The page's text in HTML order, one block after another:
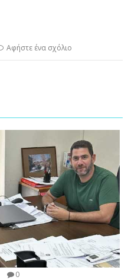
Αφήστε ένα σχόλιο
0